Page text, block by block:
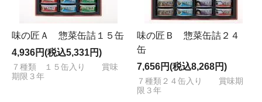
味の匠Ａ 惣菜缶詰１５缶
4,936円(税込5,331円)
７種類 １５缶入り 賞味
期限３年
味の匠Ｂ 惣菜缶詰２４
缶
7,656円(税込8,268円)
７種類２４缶入り 賞味期
限３年